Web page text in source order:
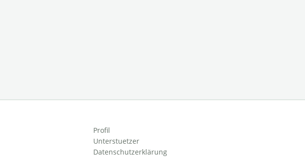
Profil
Unterstuetzer
Datenschutzerklärung